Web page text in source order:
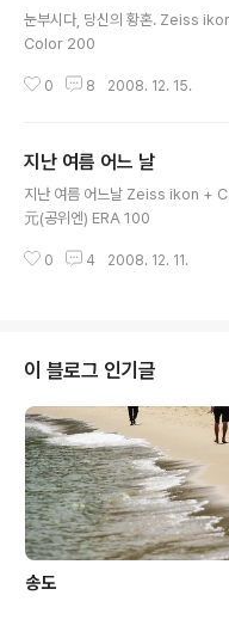
눈부시다, 당신의 황혼. Zeiss
Color 200
0 8 2008. 12. 15.
지난 여름 어느 날
지난 여름 어느날 Zeiss ikon +
元(공위엔) ERA 100
0 4 2008. 12. 11.
이 블로그 인기글
송도